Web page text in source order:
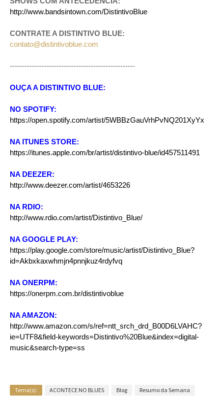
http://www.bandsintown.com/DistintivoBlue
CONTRATE A DISTINTIVO BLUE:
contato@distintivoblue.com
---------------------------------------------------
OUÇA A DISTINTIVO BLUE:
NO SPOTIFY:
https://open.spotify.com/artist/5WBBzGauVrhPvNQ201XyYx
NA ITUNES STORE:
https://itunes.apple.com/br/artist/distintivo-blue/id457511491
NA DEEZER:
http://www.deezer.com/artist/4653226
NA RDIO:
http://www.rdio.com/artist/Distintivo_Blue/
NA GOOGLE PLAY:
https://play.google.com/store/music/artist/Distintivo_Blue?
id=Akbxkaxwhmjn4pnnjkuz4rdyfvq
NA ONERPM:
https://onerpm.com.br/distintivoblue
NA AMAZON:
http://www.amazon.com/s/ref=ntt_srch_drd_B00D6LVAHC?
ie=UTF8&field-keywords=Distintivo%20Blue&index=digital-
music&search-type=ss
Tema(s): ACONTECE NO BLUES Blog Resumo da Semana